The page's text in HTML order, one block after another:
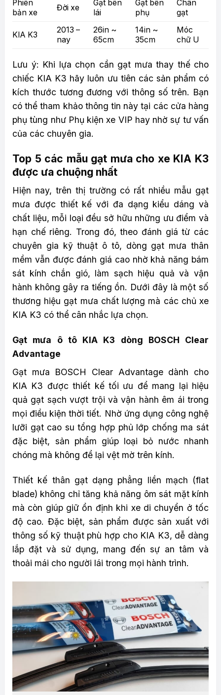
Phiên
bản xe
Đời xe
Gạt bên
lái
Gạt bên
phụ
Chân
gạt
KIA K3
2013 –
nay
26in ~
65cm
14in ~
35cm
Móc
chữ U
Lưu ý: Khi lựa chọn cần gạt mưa thay thế cho
chiếc KIA K3 hãy luôn ưu tiên các sản phẩm có
kích thước tương đương với thông số trên. Bạn
có thể tham khảo thông tin này tại các cửa hàng
phụ tùng như Phụ kiện xe VIP hay nhờ sự tư vấn
của các chuyên gia.
Top 5 các mẫu gạt mưa cho xe KIA K3
được ưa chuộng nhất
Hiện nay, trên thị trường có rất nhiều mẫu gạt
mưa được thiết kế với đa dạng kiểu dáng và
chất liệu, mỗi loại đều sở hữu những ưu điểm và
hạn chế riêng. Trong đó, theo đánh giá từ các
chuyên gia kỹ thuật ô tô, dòng gạt mưa thân
mềm vẫn được đánh giá cao nhờ khả năng bám
sát kính chắn gió, làm sạch hiệu quả và vận
hành không gây ra tiếng ồn. Dưới đây là một số
thương hiệu gạt mưa chất lượng mà các chủ xe
KIA K3 có thể cân nhắc lựa chọn.
Gạt mưa ô tô KIA K3 dòng BOSCH Clear
Advantage
Gạt mưa BOSCH Clear Advantage dành cho
KIA K3 được thiết kế tối ưu để mang lại hiệu
quả gạt sạch vượt trội và vận hành êm ái trong
mọi điều kiện thời tiết. Nhờ ứng dụng công nghệ
lưỡi gạt cao su tổng hợp phủ lớp chống ma sát
đặc biệt, sản phẩm giúp loại bỏ nước nhanh
chóng mà không để lại vệt mờ trên kính.
Thiết kế thân gạt dạng phẳng liền mạch (flat
blade) không chỉ tăng khả năng ôm sát mặt kính
mà còn giúp giữ ổn định khi xe di chuyển ở tốc
độ cao. Đặc biệt, sản phẩm được sản xuất với
thông số kỹ thuật phù hợp cho KIA K3, dễ dàng
lắp đặt và sử dụng, mang đến sự an tâm và
thoải mái cho người lái trong mọi hành trình.